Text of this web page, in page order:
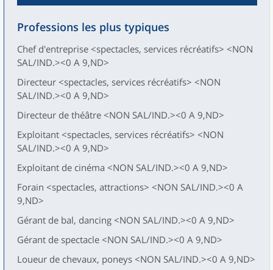
Professions les plus typiques
Chef d'entreprise <spectacles, services récréatifs> <NON
SAL/IND.><0 A 9,ND>
Directeur <spectacles, services récréatifs> <NON
SAL/IND.><0 A 9,ND>
Directeur de théâtre <NON SAL/IND.><0 A 9,ND>
Exploitant <spectacles, services récréatifs> <NON
SAL/IND.><0 A 9,ND>
Exploitant de cinéma <NON SAL/IND.><0 A 9,ND>
Forain <spectacles, attractions> <NON SAL/IND.><0 A
9,ND>
Gérant de bal, dancing <NON SAL/IND.><0 A 9,ND>
Gérant de spectacle <NON SAL/IND.><0 A 9,ND>
Loueur de chevaux, poneys <NON SAL/IND.><0 A 9,ND>